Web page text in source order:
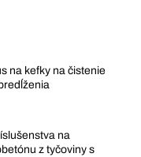
na kefky na čistenie
na
z tyčoviny s